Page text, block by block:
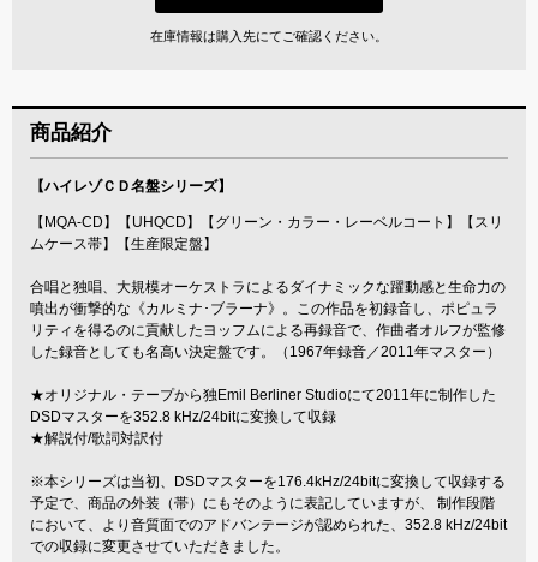
在庫情報は購入先にてご確認ください。
商品紹介
【ハイレゾＣＤ名盤シリーズ】
【MQA-CD】【UHQCD】【グリーン・カラー・レーベルコート】【スリ
ムケース帯】【生産限定盤】
合唱と独唱、大規模オーケストラによるダイナミックな躍動感と生命力の
噴出が衝撃的な《カルミナ･ブラーナ》。この作品を初録音し、ポピュラ
リティを得るのに貢献したヨッフムによる再録音で、作曲者オルフが監修
した録音としても名高い決定盤です。（1967年録音／2011年マスター）
★オリジナル・テープから独Emil Berliner Studioにて2011年に制作した
DSDマスターを352.8 kHz/24bitに変換して収録
★解説付/歌詞対訳付
※本シリーズは当初、DSDマスターを176.4kHz/24bitに変換して収録する
予定で、商品の外装（帯）にもそのように表記していますが、 制作段階
において、より音質面でのアドバンテージが認められた、352.8 kHz/24bit
での収録に変更させていただきました。